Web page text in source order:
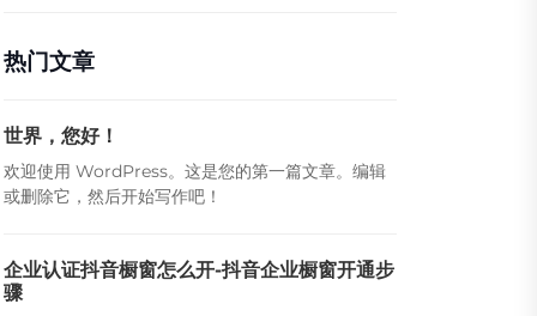
热门文章
世界，您好！
欢迎使用 WordPress。这是您的第一篇文章。编辑
或删除它，然后开始写作吧！
企业认证抖音橱窗怎么开-抖音企业橱窗开通步
骤